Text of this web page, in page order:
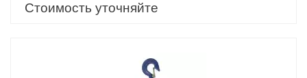
Стоимость уточняйте